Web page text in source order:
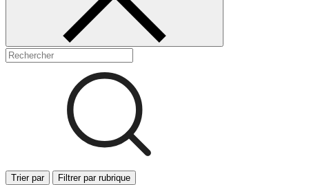
Trier par Filtrer par rubrique